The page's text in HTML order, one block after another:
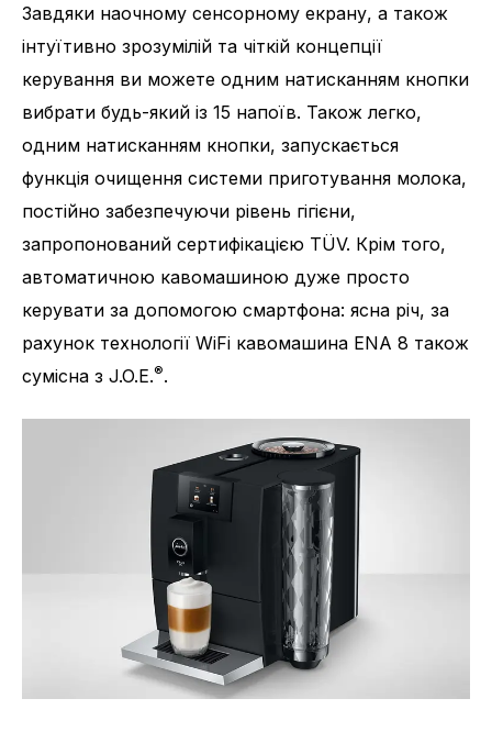
Завдяки наочному сенсорному екрану, а також
інтуїтивно зрозумілій та чіткій концепції
керування ви можете одним натисканням кнопки
вибрати будь-який із 15 напоїв. Також легко,
одним натисканням кнопки, запускається
функція очищення системи приготування молока,
постійно забезпечуючи рівень гігієни,
запропонований сертифікацією TÜV. Крім того,
автоматичною кавомашиною дуже просто
керувати за допомогою смартфона: ясна річ, за
рахунок технології WiFi кавомашина ENA 8 також
сумісна з J.O.E.®.